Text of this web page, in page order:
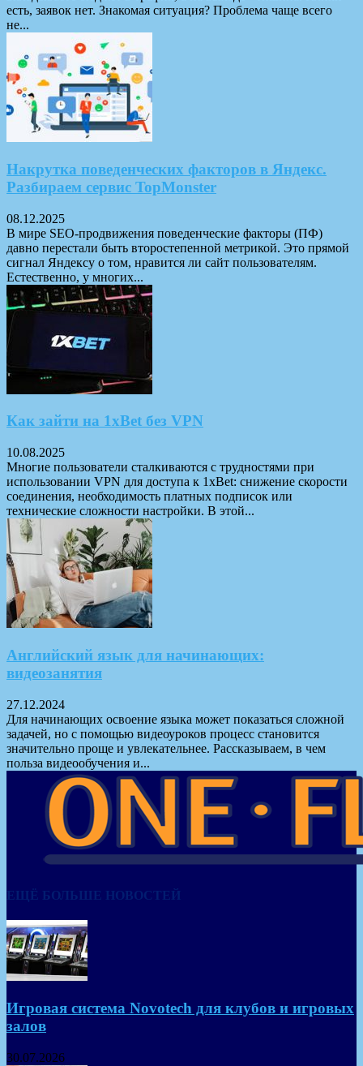
есть, заявок нет. Знакомая ситуация? Проблема чаще всего
не...
Накрутка поведенческих факторов в Яндекс.
Разбираем сервис TopMonster
08.12.2025
В мире SEO-продвижения поведенческие факторы (ПФ)
давно перестали быть второстепенной метрикой. Это прямой
сигнал Яндексу о том, нравится ли сайт пользователям.
Естественно, у многих...
Как зайти на 1xBet без VPN
10.08.2025
Многие пользователи сталкиваются с трудностями при
использовании VPN для доступа к 1xBet: снижение скорости
соединения, необходимость платных подписок или
технические сложности настройки. В этой...
Английский язык для начинающих:
видеозанятия
27.12.2024
Для начинающих освоение языка может показаться сложной
задачей, но с помощью видеоуроков процесс становится
значительно проще и увлекательнее. Рассказываем, в чем
польза видеообучения и...
ЕЩЁ БОЛЬШЕ НОВОСТЕЙ
Игровая система Novotech для клубов и игровых
залов
30.07.2026